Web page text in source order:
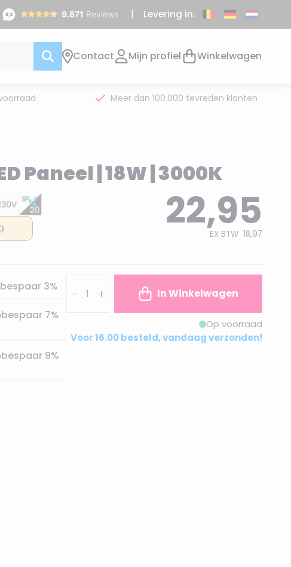
Levering in:
Contact Mijn profiel Winkelwagen
Meer dan 100.000 tevreden klanten
Paneel | 18W | 3000K
22,95
EX BTW 18,97
bespaar 3%
bespaar7%
bespaar9%
In Winkelwagen
Op voorraad
Voor 16.00 besteld, vandaag verzonden!